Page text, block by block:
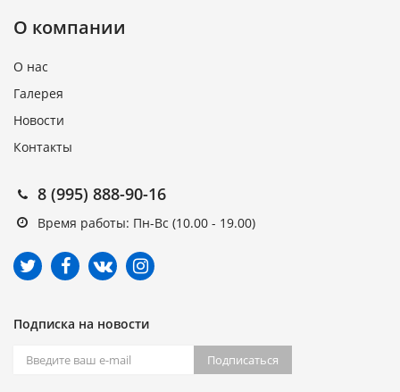
О компании
О нас
Галерея
Новости
Контакты
8 (995) 888-90-16
Время работы: Пн-Вс (10.00 - 19.00)
Подписка на новости
Подписаться